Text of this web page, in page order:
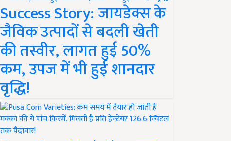
Success Story: जायडेक्स के
जैविक उत्पादों से बदली खेती
की तस्वीर, लागत हुई 50%
कम, उपज में भी हुई शानदार
वृद्धि!